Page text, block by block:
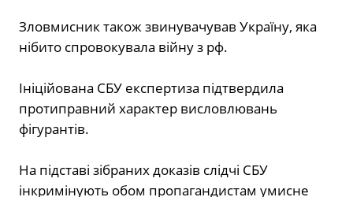
Зловмисник також звинувачував Україну, яка
нібито спровокувала війну з рф.
Ініційована СБУ експертиза підтвердила
протиправний характер висловлювань
фігурантів.
На підставі зібраних доказів слідчі СБУ
інкримінують обом пропагандистам умисне